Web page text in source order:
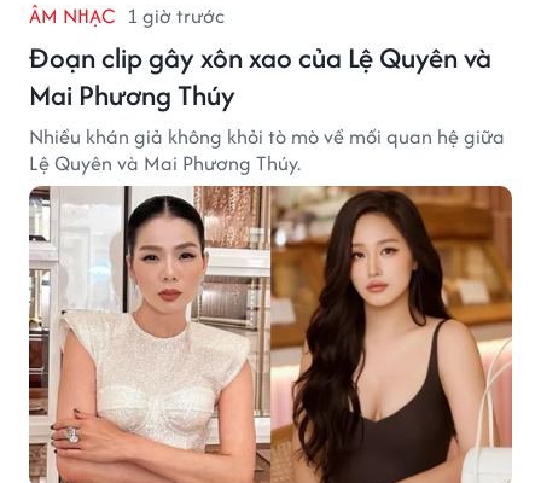
ÂM NHẠC 1 giờ trước
Đoạn clip gây xôn xao của Lệ Quyên và
Mai Phương Thúy
Nhiều khán giả không khỏi tò mò về mối quan hệ giữa
Lệ Quyên và Mai Phương Thúy.